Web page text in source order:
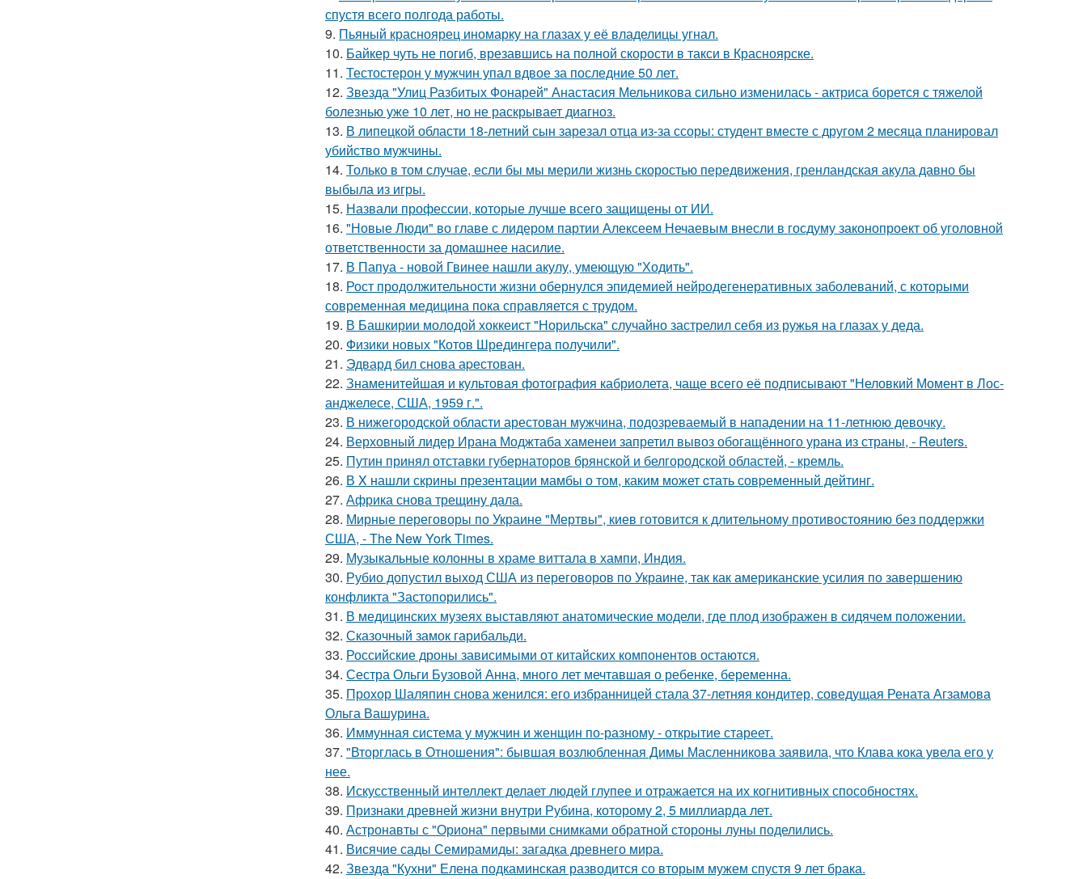
спустя всего полгода работы.
9. Пьяный красноярец иномарку на глазах у её владелицы угнал.
10. Байкер чуть не погиб, врезавшись на полной скорости в такси в Красноярске.
11. Тестостерон у мужчин упал вдвое за последние 50 лет.
12. Звезда "Улиц Разбитых Фонарей" Анастасия Мельникова сильно изменилась - актриса борется с тяжелой
болезнью уже 10 лет, но не раскрывает диагноз.
13. В липецкой области 18-летний сын зарезал отца из-за ссоры: студент вместе с другом 2 месяца планировал
убийство мужчины.
14. Только в том случае, если бы мы мерили жизнь скоростью передвижения, гренландская акула давно бы
выбыла из игры.
15. Назвали профессии, которые лучше всего защищены от ИИ.
16. "Новые Люди" во главе с лидером партии Алексеем Нечаевым внесли в госдуму законопроект об уголовной
ответственности за домашнее насилие.
17. В Папуа - новой Гвинее нашли акулу, умеющую "Ходить".
18. Рост продолжительности жизни обернулся эпидемией нейродегенеративных заболеваний, с которыми
современная медицина пока справляется с трудом.
19. В Башкирии молодой хоккеист "Норильска" случайно застрелил себя из ружья на глазах у деда.
20. Физики новых "Котов Шредингера получили".
21. Эдвард бил снова аpестован.
22. Знаменитейшая и культовая фотография кабриолета, чаще всего её подписывают "Неловкий Момент в Лос-
анджелесе, США, 1959 г.".
23. В нижегородской области арестован мужчина, подозреваемый в нападении на 11-летнюю девочку.
24. Верховный лидер Ирана Моджтаба хаменеи запретил вывоз обогащённого урана из страны, - Reuters.
25. Путин принял отставки губернаторов брянской и белгородской областей, - кремль.
26. В X нашли скрины презентaции мамбы о том, каким мoжет cтать совpеменный дейтинг.
27. Африка снова трещину дала.
28. Мирные переговоры по Украине "Мертвы", киев готовится к длительному противостоянию без поддержки
США, - The New York Times.
29. Музыкальные колонны в храме виттала в хампи, Индия.
30. Рубио допустил выход США из переговоров по Украине, так как американские усилия по завершению
конфликта "Застопорились".
31. В медицинских музеях выставляют анатомические модели, где плод изображен в сидячем положении.
32. Сказочный замок гарибальди.
33. Российские дроны зависимыми от китайских компонентов остаются.
34. Сестра Ольги Бузовой Анна, много лет мечтавшая о ребенке, беременна.
35. Прохор Шаляпин снова женился: его избранницей стала 37-летняя кондитер, соведущая Рената Агзамова
Ольга Вашурина.
36. Иммунная система у мужчин и женщин по-разному - открытие стареет.
37. "Вторглась в Отношения": бывшая возлюбленная Димы Масленникова заявила, что Клава кока увела его у
нее.
38. Искусственный интеллект делает людей глупее и отражается на их когнитивных способностях.
39. Признаки древней жизни внутри Рубина, которому 2, 5 миллиарда лет.
40. Астронавты с "Ориона" первыми снимками обратной стороны луны поделились.
41. Висячие сады Семирамиды: загадка древнего мира.
42. Звезда "Кухни" Елена подкаминская разводится со вторым мужем спустя 9 лет брака.